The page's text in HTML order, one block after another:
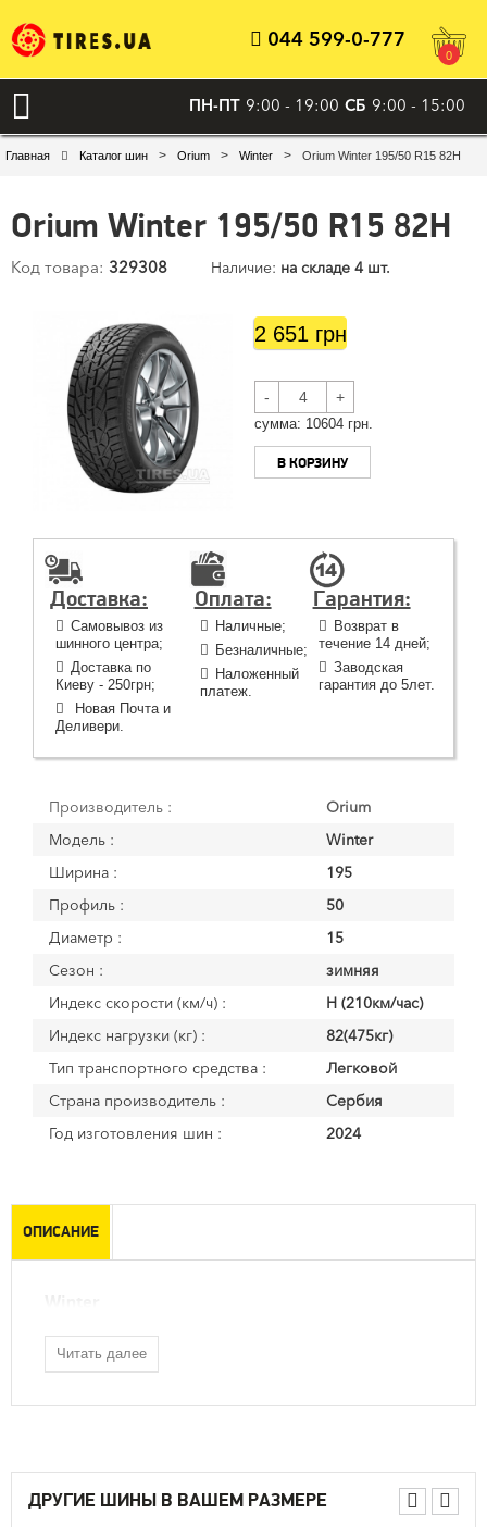
044 599-0-777
0
ПН-ПТ 9:00 - 19:00 СБ 9:00 - 15:00
Главная Каталог шин > Orium > Winter > Orium Winter 195/50 R15 82H
Orium Winter 195/50 R15 82H
Код товара: 329308 Наличие: на складе 4 шт.
2 651 грн
- +
cумма: 10604 грн.
В КОРЗИНУ
Доставка:
Самовывоз из
шинного центра;
Доставка по
Киеву - 250грн;
Новая Почта и
Деливери.
Оплата:
Наличные;
Безналичные;
Наложенный
платеж.
Гарантия:
Возврат в
течение 14 дней;
Заводская
гарантия до 5лет.
Производитель :
Orium
Модель :
Winter
Ширина :
195
Профиль :
50
Диаметр :
15
Сезон :
зимняя
Индекс скорости (км/ч) :
H (210км/час)
Индекс нагрузки (кг) :
82(475кг)
Тип транспортного средства :
Легковой
Страна производитель :
Сербия
Год изготовления шин :
2024
ОПИСАНИЕ
Читать далее
ДРУГИЕ ШИНЫ В ВАШЕМ РАЗМЕРЕ